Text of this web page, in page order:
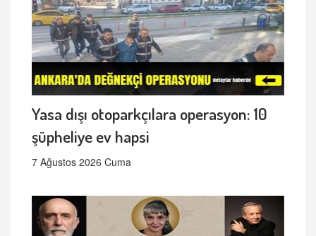
Yasa dışı otoparkçılara operasyon: 10
şüpheliye ev hapsi
7 Ağustos 2026 Cuma